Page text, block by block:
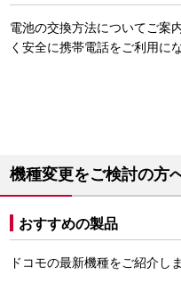
電池の交換方法についてご案
く安全に携帯電話をご利用に
機種変更をご検討の方
おすすめの製品
ドコモの最新機種をご紹介しま